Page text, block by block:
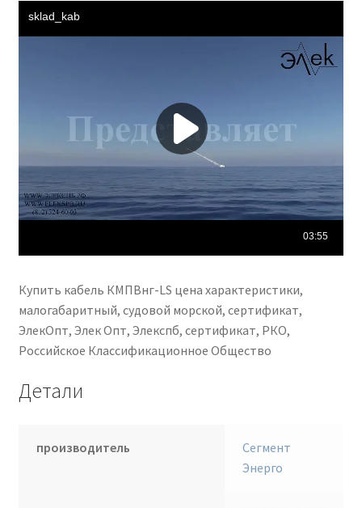
Купить кабель КМПВнг-LS цена характеристики,
малогабаритный, судовой морской, сертификат,
ЭлекОпт, Элек Опт, Элекспб, сертификат, РКО,
Российское Классификационное Общество
Детали
производитель
Сегмент
Энерго